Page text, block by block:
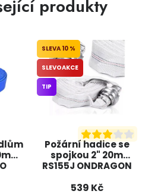
produkty
Požární hadice se
spojkou 2" 20m
RS155J ONDRAGON
10 %
SLEVOAKCE
TIP
539 Kč